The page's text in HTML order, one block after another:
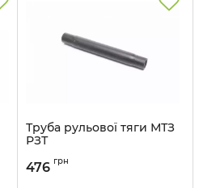
Труба рульової тяги МТЗ
РЗТ
476 грн